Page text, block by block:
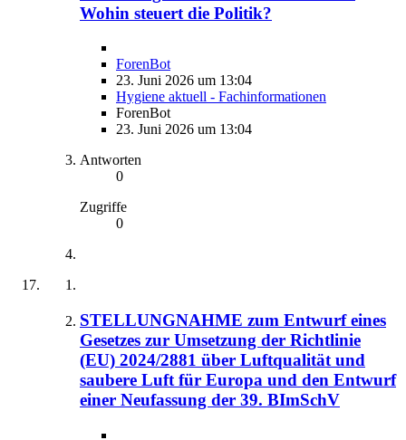
Wohin steuert die Politik?
ForenBot
23. Juni 2026 um 13:04
Hygiene aktuell - Fachinformationen
ForenBot
23. Juni 2026 um 13:04
Antworten
0
Zugriffe
0
STELLUNGNAHME zum Entwurf eines
Gesetzes zur Umsetzung der Richtlinie
(EU) 2024/2881 über Luftqualität und
saubere Luft für Europa und den Entwurf
einer Neufassung der 39. BImSchV